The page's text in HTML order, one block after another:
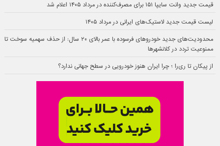
قیمت جدید وانت سایپا ۱۵۱ برای مصرف‌کننده در مرداد ۱۴۰۵ اعلام شد
لیست قیمت جدید لاستیک‌های ایرانی در مرداد ۱۴۰۵
محدودیت‌های جدید خودروهای فرسوده با عمر بالای ۲۰ سال: از حذف سهمیه سوخت تا
ممنوعیت تردد در کلانشهرها
از پیکان تا ری‌را ؛ چرا ایران هنوز خودرویی در سطح جهانی ندارد؟